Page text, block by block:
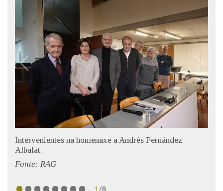
Intervenientes na homenaxe a Andrés Fernández-
Albalat.
Fonte: RAG
1 /8